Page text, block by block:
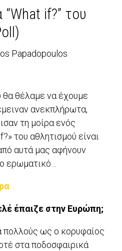
if?” του
Papadopoulos
θέλαμε να έχουμε
ανεκπλήρωτα,
τη μοίρα ενός
του αθλητισμού είναι
αυτά μας αφήνουν
ερωματικό…
έπαιζε στην Ευρώπη;
πολλούς ως ο κορυφαίος
στα ποδοσφαιρικά